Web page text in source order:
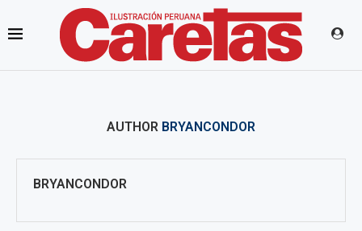
AUTHOR BRYANCONDOR
BRYANCONDOR